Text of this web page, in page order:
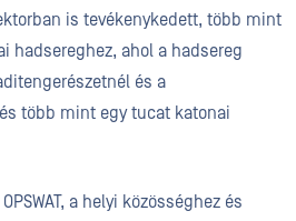
is tevékenykedett, több mint
hadsereghez, ahol a hadsereg
és a
több mint egy tucat katonai
a helyi közösséghez és